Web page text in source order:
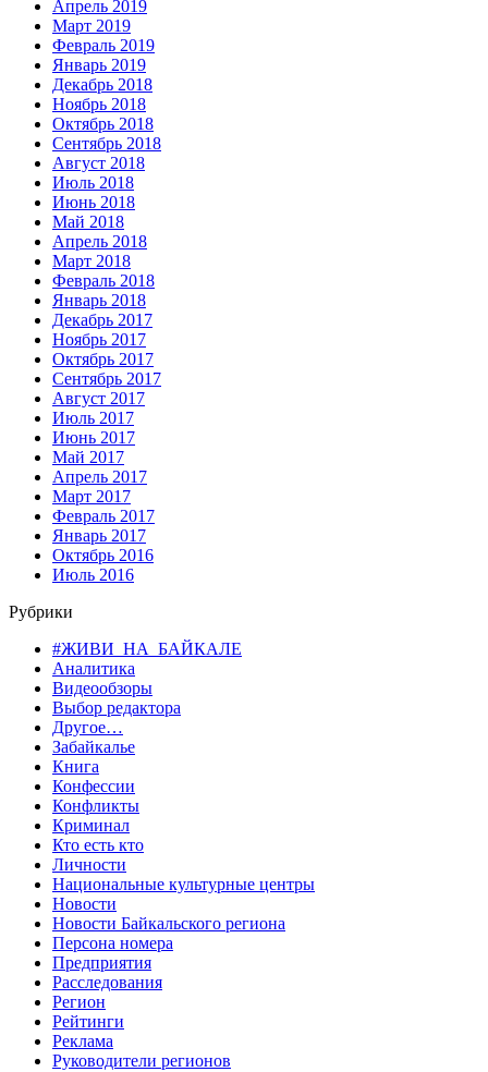
Апрель 2019
Март 2019
Февраль 2019
Январь 2019
Декабрь 2018
Ноябрь 2018
Октябрь 2018
Сентябрь 2018
Август 2018
Июль 2018
Июнь 2018
Май 2018
Апрель 2018
Март 2018
Февраль 2018
Январь 2018
Декабрь 2017
Ноябрь 2017
Октябрь 2017
Сентябрь 2017
Август 2017
Июль 2017
Июнь 2017
Май 2017
Апрель 2017
Март 2017
Февраль 2017
Январь 2017
Октябрь 2016
Июль 2016
Рубрики
#ЖИВИ_НА_БАЙКАЛЕ
Аналитика
Видеообзоры
Выбор редактора
Другое…
Забайкалье
Книга
Конфессии
Конфликты
Криминал
Кто есть кто
Личности
Национальные культурные центры
Новости
Новости Байкальского региона
Персона номера
Предприятия
Расследования
Регион
Рейтинги
Реклама
Руководители регионов